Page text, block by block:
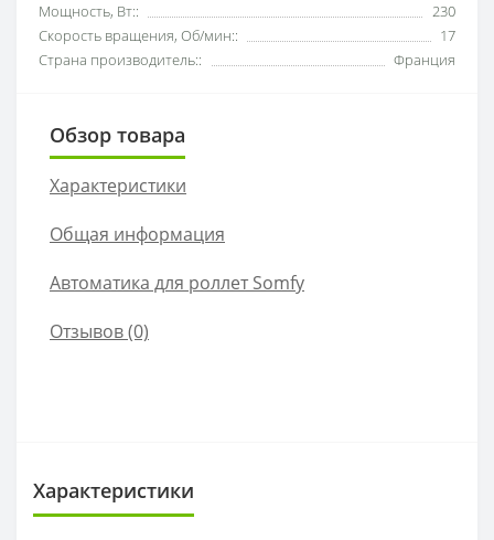
Мощность, Вт::
230
Скорость вращения, Об/мин::
17
Страна производитель::
Франция
Обзор товара
Характеристики
Общая информация
Автоматика для роллет Somfy
Отзывов (0)
Характеристики